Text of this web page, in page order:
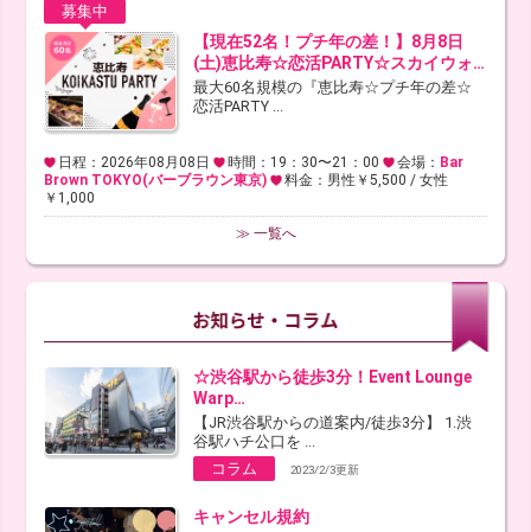
募集中
【現在52名！プチ年の差！】8月8日
(土)恵比寿☆恋活PARTY☆スカイウォ…
最大60名規模の『恵比寿☆プチ年の差☆
恋活PARTY ...
日程：2026年08月08日 時間：19：30〜21：00 会場： Bar
Brown TOKYO(バーブラウン東京)
料金：男性￥5,500 / 女性
￥1,000
≫ 一覧へ
☆渋谷駅から徒歩3分！Event Lounge
Warp…
【JR渋谷駅からの道案内/徒歩3分】 1.渋
谷駅ハチ公口を ...
コラム
2023/2/3更新
キャンセル規約